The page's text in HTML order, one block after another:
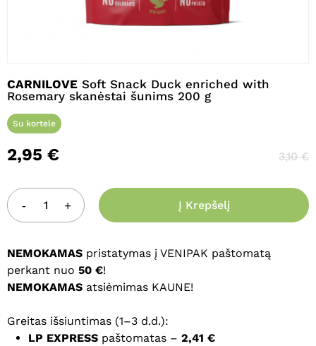
CARNILOVE Soft Snack Duck enriched with
Rosemary skanėstai šunims 200 g
Su kortele
2,95 € 3,10€
Į Krepšelį
NEMOKAMAS pristatymas į VENIPAK paštomatą
perkant nuo 50 €!
NEMOKAMAS atsiėmimas KAUNE!
Greitas išsiuntimas (1–3 d.d.):
LP EXPRESS paštomatas – 2,41 €
Noriu savo interneto naršyklėje
išsaugoti vardą, el. pašto adresą ir
interneto puslapį, kad jų nebereiktų
parašyti komentarą.